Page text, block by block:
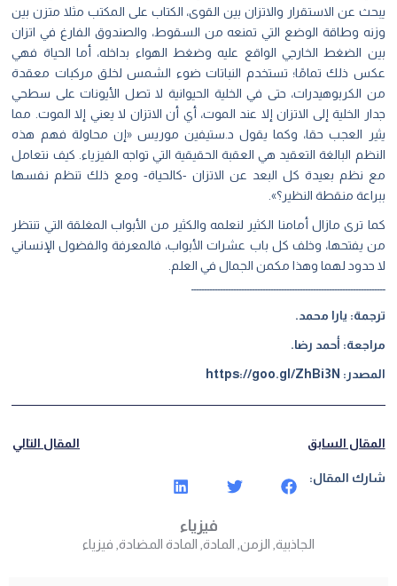
يبحث عن الاستقرار والاتزان بين القوى، الكتاب على المكتب مثلا متزن بين
وزنه وطاقة الوضع التي تمنعه من السقوط، والصندوق الفارغ في اتزان
بين الضغط الخارجي الواقع عليه وضغط الهواء بداخله، أما الحياة فهي
عكس ذلك تمامًا؛ تستخدم النباتات ضوء الشمس لخلق مركبات معقدة
من الكربوهيدرات، حتى في الخلية الحيوانية لا تصل الأيونات على سطحي
جدار الخلية إلى الاتزان إلا عند الموت، أي أن الاتزان لا يعني إلا الموت. مما
يثير العجب حقا، وكما يقول د.ستيفين موريس «إن محاولة فهم هذه
النظم البالغة التعقيد هي العقبة الحقيقية التي تواجه الفيزياء. كيف نتعامل
مع نظم بعيدة كل البعد عن الاتزان -كالحياة- ومع ذلك تنظم نفسها
ببراعة منقطة النظير؟».
كما ترى مازال أمامنا الكثير لنعلمه والكثير من الأبواب المغلقة التي تنتظر
من يفتحها، وخلف كل باب عشرات الأبواب، فالمعرفة والفضول الإنساني
لا حدود لهما وهذا مكمن الجمال في العلم.
ـــــــــــــــــــــــــــــــــــــــــــــــــــــــــــــــــــــــــ
ترجمة: يارا محمد.
مراجعة: أحمد رضا.
المصدر: https://goo.gl/ZhBi3N
المقال السابق المقال التالي
شارك المقال:
فيزياء
الجاذبية الزمن المادة المادة المضادة فيزياء